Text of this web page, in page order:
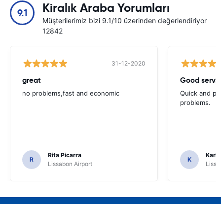
9.1 Kiralık Araba Yorumları
Müşterilerimiz bizi 9.1/10 üzerinden değerlendiriyor
12842
31-12-2020
great
no problems,fast and economic
R
Rita Picarra
Lissabon Airport
Good
Quick and
problems.
K
Karl